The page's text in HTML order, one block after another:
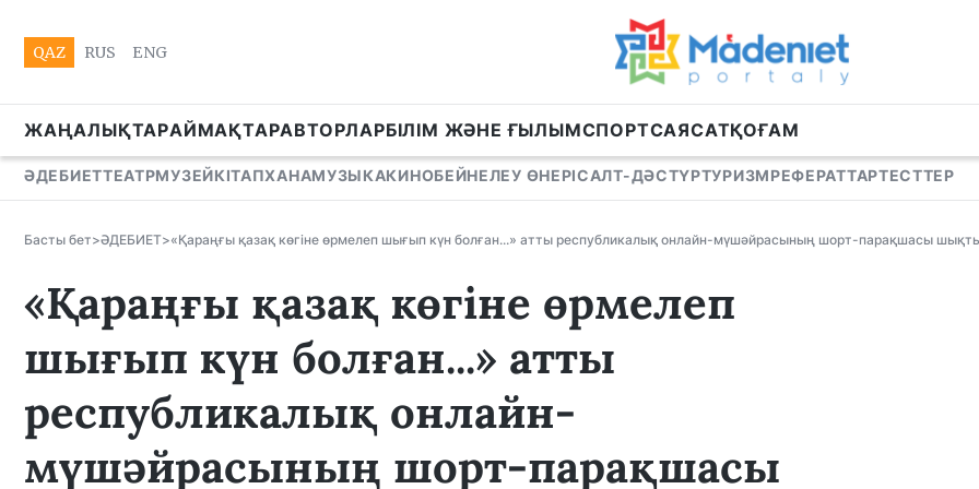
QAZ RUS ENG
ЖАҢАЛЫҚТАРАЙМАҚТАРАВТОРЛАРБІЛІМ ЖӘНЕ ҒЫЛЫМСПОРТСАЯСАТҚОҒАМ
ӘДЕБИЕТТЕАТРМУЗЕЙКІТАПХАНАМУЗЫКАКИНОБЕЙНЕЛЕУ ӨНЕРІСАЛТ-ДӘСТҮРТУРИЗМРЕФЕРАТТАРТЕСТТЕР
Басты бет>ӘДЕБИЕТ>«Қараңғы қазақ көгіне өрмелеп шығып күн болған...» атты республикалық онлайн-мүшәйрасының шорт-парақшасы
«Қараңғы қазақ көгіне өрмелеп
шығып күн болған...» атты
республикалық онлайн-
мүшәйрасының шорт-парақшасы